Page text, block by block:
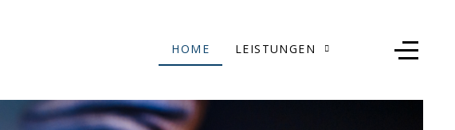
HOME LEISTUNGEN